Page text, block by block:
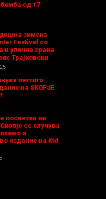
од 17
зимска
Festival со
и улична храна
Трајковски
петтото
на SKOPJE
посветен на
се случува
и
издание на Kid